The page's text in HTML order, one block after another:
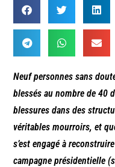
Neuf personnes sans
blessés au nombre de 40
blessures dans des
véritables mourroirs, et
s’est engagé à
campagne présidentielle